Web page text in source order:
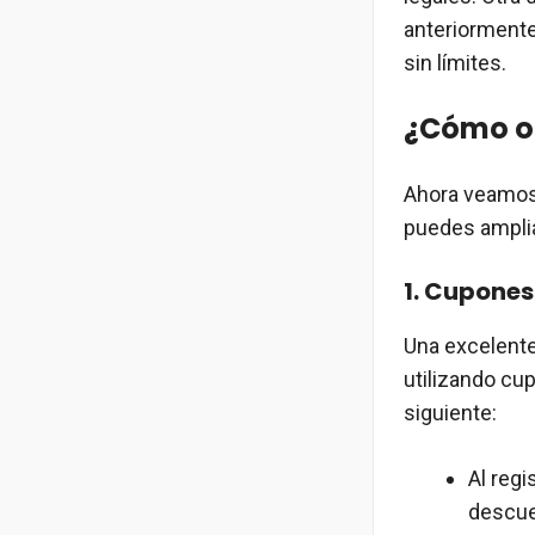
sin límites.
¿Cómo
Ahora
puedes
1.
Una
utilizando
siguiente:
Al